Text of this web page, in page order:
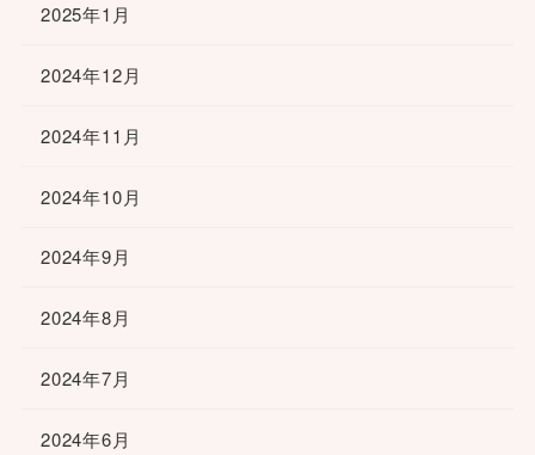
2025年1月
2024年12月
2024年11月
2024年10月
2024年9月
2024年8月
2024年7月
2024年6月